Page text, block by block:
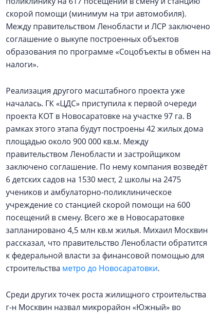
скорой помощи (минимум на три автомобиля).
Между правительством Ленобласти и ЛСР заключено
соглашение о выкупе построенных объектов
образования по программе «Соцобъекты в обмен на
налоги».
Реализация другого масштабного проекта уже
началась. ГК «ЦДС» приступила к первой очереди
проекта КОТ в Новосаратовке на участке 97 га. В
рамках этого этапа будут построены 42 жилых дома
площадью около 900 000 кв.м. Между
правительством Ленобласти и застройщиком
заключено соглашение. По нему компания возведёт
6 детских садов на 1530 мест, 2 школы на 2475
учеников и амбулаторно-поликлиническое
учреждение со станцией скорой помощи на 600
посещений в смену. Всего же в Новосаратовке
запланировано 4,5 млн кв.м жилья. Михаил Москвин
рассказал, что правительство Ленобласти обратится
к федеральной власти за финансовой помощью для
строительства метро до Новосаратовки.
Среди других точек роста жилищного строительства
г-н Москвин назвал микрорайон «Южный» во